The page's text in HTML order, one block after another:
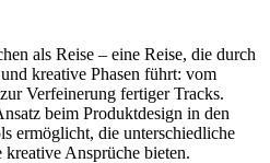
als Reise – eine Reise, die durch
kreative Phasen führt: vom
Verfeinerung fertiger Tracks.
beim Produktdesign in den
ermöglicht, die unterschiedliche
Ansprüche bieten.